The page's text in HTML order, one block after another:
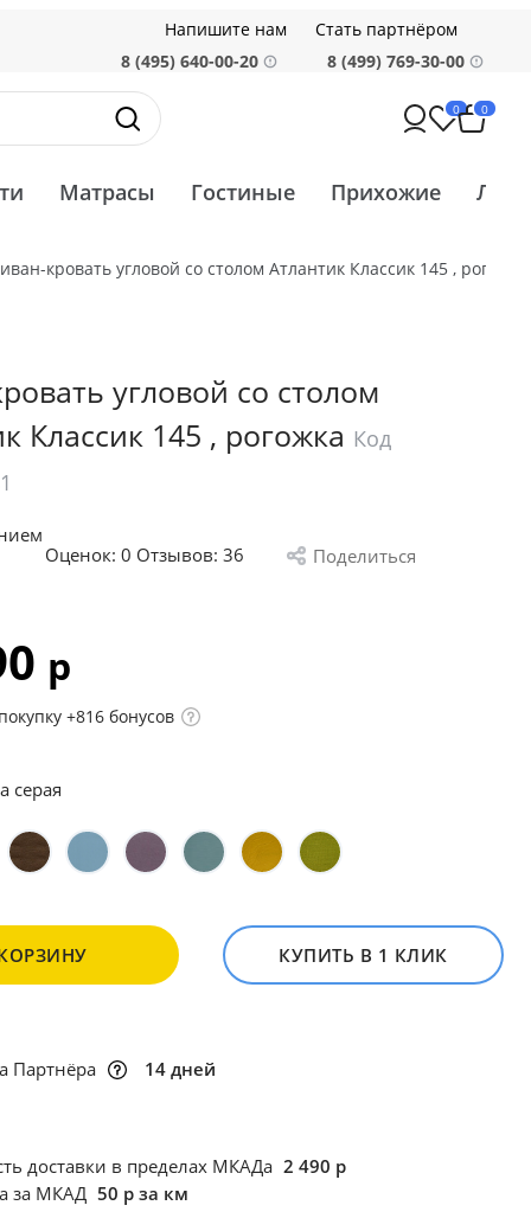
Напишите нам
Стать партнёром
8 (495) 640-00-20
8 (499) 769-30-00
0 0
Матрасы Гостиные Прихожие
кровать угловой со столом Атлантик Классик 145 , рогожка
угловой со столом
Классик 145 , рогожка Код
Оценок: 0 Отзывов: 36 Поделиться
р
+816 бонусов
серая
КУПИТЬ В 1 КЛИК
Партнёра 14 дней
доставки в пределах МКАДа 2 490 р
за МКАД 50 р за км